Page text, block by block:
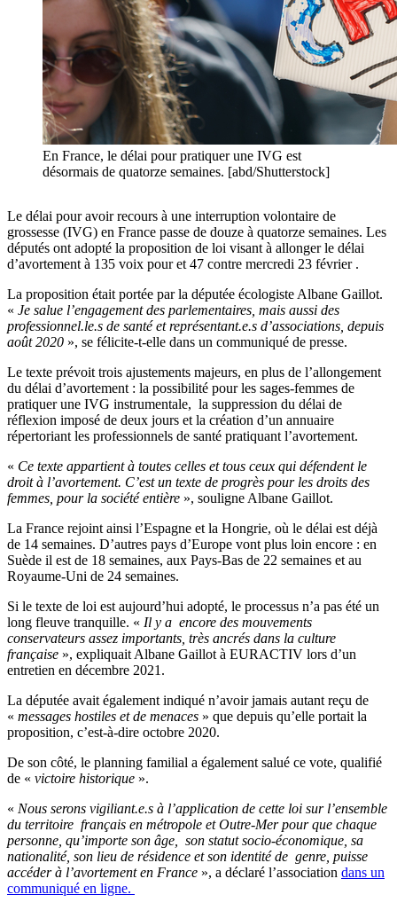
En France, le délai pour pratiquer une IVG est
désormais de quatorze semaines. [abd/Shutterstock]
Le délai pour avoir recours à une interruption volontaire de
grossesse (IVG) en France passe de douze à quatorze semaines. Les
députés ont adopté la proposition de loi visant à allonger le délai
d’avortement à 135 voix pour et 47 contre mercredi 23 février .
La proposition était portée par la députée écologiste Albane Gaillot.
« Je salue l’engagement des parlementaires, mais aussi des
professionnel.le.s de santé et représentant.e.s d’associations, depuis
août 2020 », se félicite-t-elle dans un communiqué de presse.
Le texte prévoit trois ajustements majeurs, en plus de l’allongement
du délai d’avortement : la possibilité pour les sages-femmes de
pratiquer une IVG instrumentale, la suppression du délai de
réflexion imposé de deux jours et la création d’un annuaire
répertoriant les professionnels de santé pratiquant l’avortement.
« Ce texte appartient à toutes celles et tous ceux qui défendent le
droit à l’avortement. C’est un texte de progrès pour les droits des
femmes, pour la société entière », souligne Albane Gaillot.
La France rejoint ainsi l’Espagne et la Hongrie, où le délai est déjà
de 14 semaines. D’autres pays d’Europe vont plus loin encore : en
Suède il est de 18 semaines, aux Pays-Bas de 22 semaines et au
Royaume-Uni de 24 semaines.
Si le texte de loi est aujourd’hui adopté, le processus n’a pas été un
long fleuve tranquille. « Il y a encore des mouvements
conservateurs assez importants, très ancrés dans la culture
française », expliquait Albane Gaillot à EURACTIV lors d’un
entretien en décembre 2021.
La députée avait également indiqué n’avoir jamais autant reçu de
« messages hostiles et de menaces » que depuis qu’elle portait la
proposition, c’est-à-dire octobre 2020.
De son côté, le planning familial a également salué ce vote, qualifié
de « victoire historique ».
« Nous serons vigiliant.e.s à l’application de cette loi sur l’ensemble
du territoire français en métropole et Outre-Mer pour que chaque
personne, qu’importe son âge, son statut socio-économique, sa
nationalité, son lieu de résidence et son identité de genre, puisse
accéder à l’avortement en France », a déclaré l’association dans un
communiqué en ligne.